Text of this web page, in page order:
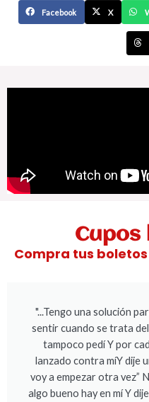
Facebook X
Cupos
Compra tus
"...Tengo una solución
sentir cuando se trata
tampoco pedí Y por
lanzado contra míY dije
voy a empezar otra vez”
algo bueno hay en mí Y